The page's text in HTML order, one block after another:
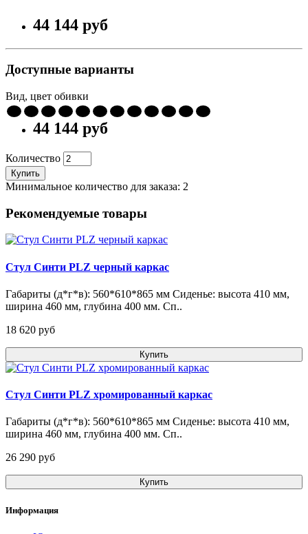
44 144 pуб
Доступные варианты
Вид, цвет обивки
44 144 pуб
Количество
Купить
Минимальное количество для заказа: 2
Рекомендуемые товары
Стул Синти PLZ черный каркас
Габариты (д*г*в): 560*610*865 мм Сиденье: высота 410 мм,
ширина 460 мм, глубина 400 мм. Сп..
18 620 pуб
Купить
Стул Синти PLZ хромированный каркас
Габариты (д*г*в): 560*610*865 мм Сиденье: высота 410 мм,
ширина 460 мм, глубина 400 мм. Сп..
26 290 pуб
Купить
Информация